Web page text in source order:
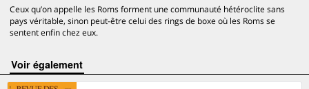
Ceux qu’on appelle les Roms forment une communauté hétéroclite sans
pays véritable, sinon peut-être celui des rings de boxe où les Roms se
sentent enfin chez eux.
voir également